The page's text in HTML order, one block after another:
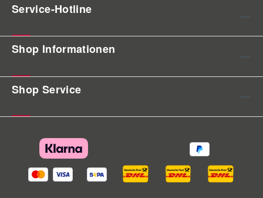
Service-Hotline
Shop Informationen
Shop Service